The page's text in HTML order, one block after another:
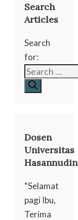
Search
Articles
Search
for:
Dosen
Universitas
Hasannudin
“Selamat
pagi Ibu,
Terima